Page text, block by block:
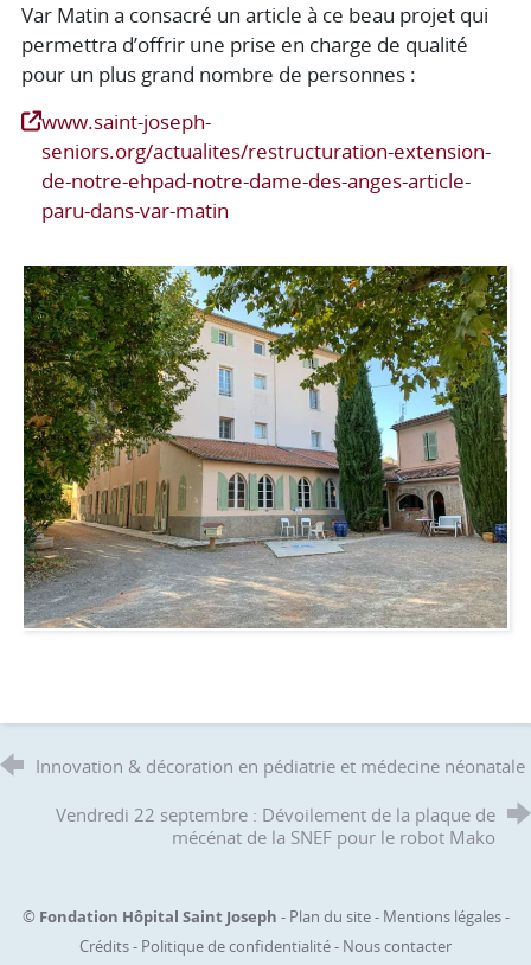
Var Matin a consacré un article à ce beau projet qui
permettra d’offrir une prise en charge de qualité
pour un plus grand nombre de personnes :
www.saint-joseph-
seniors.org/actualites/restructuration-extension-
de-notre-ehpad-notre-dame-des-anges-article-
paru-dans-var-matin
Innovation & décoration en pédiatrie et médecine néonatale
Vendredi 22 septembre : Dévoilement de la plaque de
mécénat de la SNEF pour le robot Mako
© Fondation Hôpital Saint Joseph - Plan du site- Mentions légales-
Crédits- Politique de confidentialité- Nous contacter